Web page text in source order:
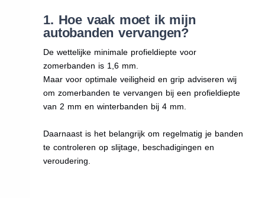
1. Hoe vaak moet ik mijn
autobanden vervangen?
De wettelijke minimale profieldiepte voor
zomerbanden is 1,6 mm.
Maar voor optimale veiligheid en grip adviseren wij
om zomerbanden te vervangen bij een profieldiepte
van 2 mm en winterbanden bij 4 mm.
Daarnaast is het belangrijk om regelmatig je banden
te controleren op slijtage, beschadigingen en
veroudering.